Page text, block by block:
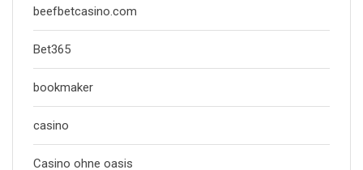
beefbetcasino.com
Bet365
bookmaker
casino
Casino ohne oasis